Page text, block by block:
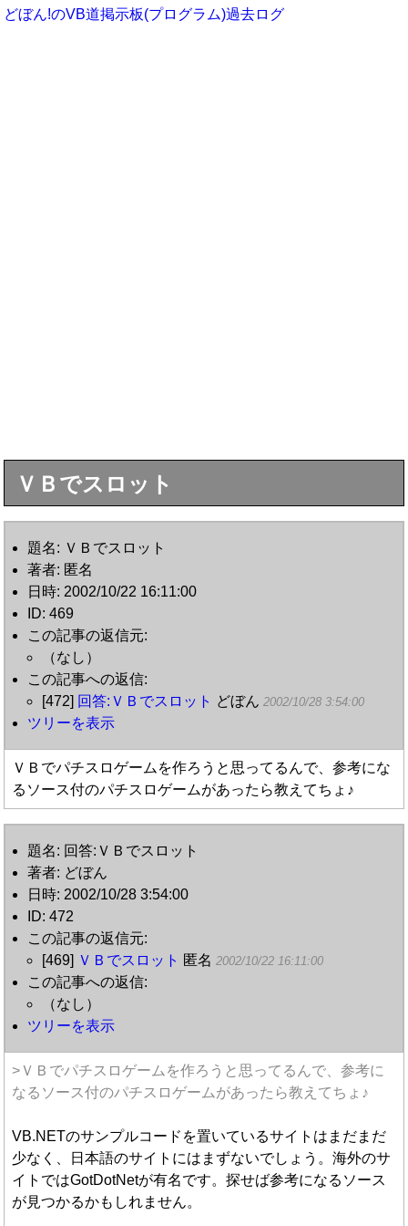
どぼん!のVB道掲示板(プログラム)過去ログ
ＶＢでスロット
題名: ＶＢでスロット
著者: 匿名
日時: 2002/10/22 16:11:00
ID: 469
この記事の返信元:
（なし）
この記事への返信:
[472] 回答:ＶＢでスロット どぼん 2002/10/28 3:54:00
ツリーを表示
ＶＢでパチスロゲームを作ろうと思ってるんで、参考にな
るソース付のパチスロゲームがあったら教えてちょ♪
題名: 回答:ＶＢでスロット
著者: どぼん
日時: 2002/10/28 3:54:00
ID: 472
この記事の返信元:
[469] ＶＢでスロット 匿名 2002/10/22 16:11:00
この記事への返信:
（なし）
ツリーを表示
>ＶＢでパチスロゲームを作ろうと思ってるんで、参考に
なるソース付のパチスロゲームがあったら教えてちょ♪
VB.NETのサンプルコードを置いているサイトはまだまだ
少なく、日本語のサイトにはまずないでしょう。海外のサ
イトではGotDotNetが有名です。探せば参考になるソース
が見つかるかもしれません。